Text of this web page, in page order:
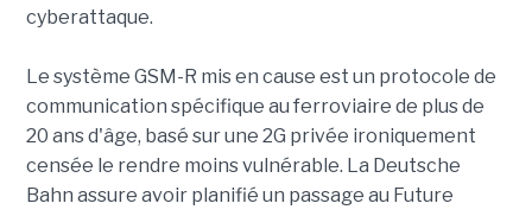
cyberattaque.
Le système GSM-R mis en cause est un protocole de
communication spécifique au ferroviaire de plus de
20 ans d'âge, basé sur une 2G privée ironiquement
censée le rendre moins vulnérable. La Deutsche
Bahn assure avoir planifié un passage au Future